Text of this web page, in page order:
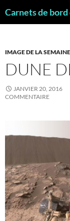
IMAGE DE LA SEMAINE
DUNE
JANVIER 20, 2016
COMMENTAIRE